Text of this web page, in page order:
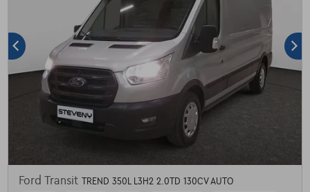
Ford Transit TREND 350L L3H2 2.0TD 130CV AUTO